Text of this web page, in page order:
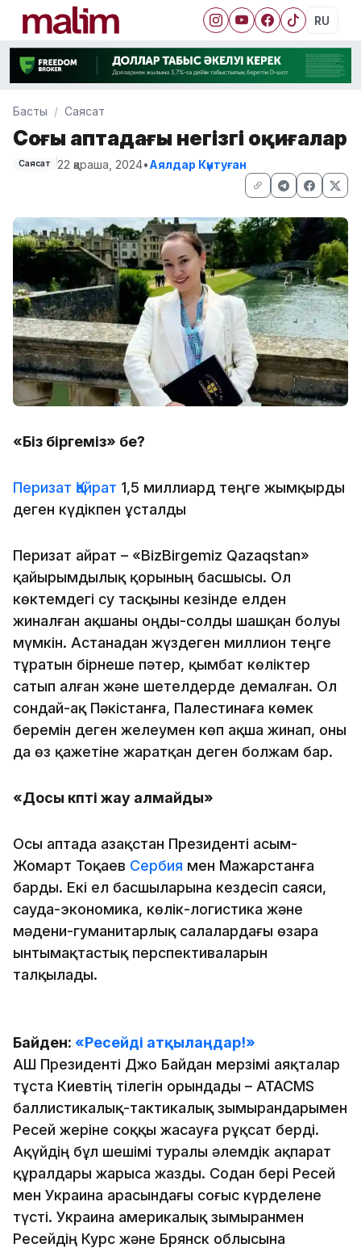
RU
Басты Саясат
Соңғы аптадағы негізгі оқиғалар
Саясат 22 қараша, 2024•Аялдар Күнтуған
«Біз біргеміз» бе?
Перизат Қайрат 1,5 миллиард теңге жымқырды
деген күдікпен ұсталды
Перизат Қайрат – «BizBirgemiz Qazaqstan»
қайырымдылық қорының басшысы. Ол
көктемдегі су тасқыны кезінде елден
жиналған ақшаны оңды-солды шашқан болуы
мүмкін. Астанадан жүздеген миллион теңге
тұратын бірнеше пәтер, қымбат көліктер
сатып алған және шетелдерде демалған. Ол
сондай-ақ Пәкістанға, Палестинаға көмек
беремін деген желеумен көп ақша жинап, оны
да өз қажетіне жаратқан деген болжам бар.
«Досы көпті жау алмайды»
Осы аптада Қазақстан Президенті Қасым-
Жомарт Тоқаев Сербия мен Мажарстанға
барды. Екі ел басшыларына кездесіп саяси,
сауда-экономика, көлік-логистика және
мәдени-гуманитарлық салалардағы өзара
ынтымақтастық перспективаларын
талқылады.
Байден: «Ресейді атқылаңдар!»
АҚШ Президенті Джо Байдан мерзімі аяқталар
тұста Киевтің тілегін орындады – ATACMS
баллистикалық-тактикалық зымырандарымен
Ресей жеріне соққы жасауға рұқсат берді.
Ақүйдің бұл шешімі туралы әлемдік ақпарат
құралдары жарыса жазды. Содан бері Ресей
мен Украина арасындағы соғыс күрделене
түсті. Украина америкалық зымыранмен
Ресейдің Курс және Брянск облысына